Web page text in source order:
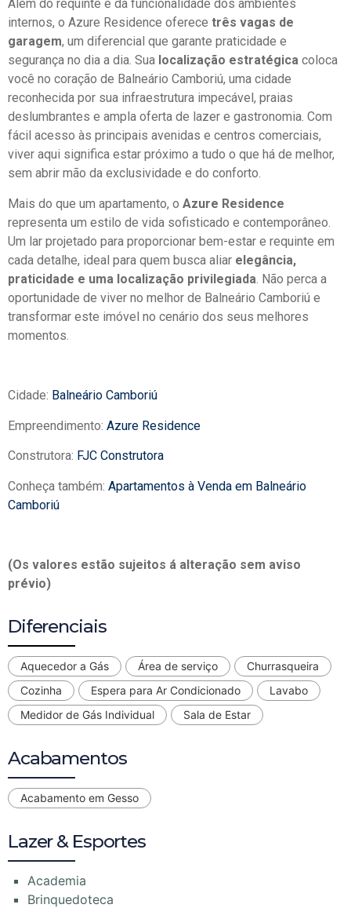
Além do requinte e da funcionalidade dos ambientes
internos, o Azure Residence oferece três vagas de
garagem, um diferencial que garante praticidade e
segurança no dia a dia. Sua localização estratégica coloca
você no coração de Balneário Camboriú, uma cidade
reconhecida por sua infraestrutura impecável, praias
deslumbrantes e ampla oferta de lazer e gastronomia. Com
fácil acesso às principais avenidas e centros comerciais,
viver aqui significa estar próximo a tudo o que há de melhor,
sem abrir mão da exclusividade e do conforto.
Mais do que um apartamento, o Azure Residence
representa um estilo de vida sofisticado e contemporâneo.
Um lar projetado para proporcionar bem-estar e requinte em
cada detalhe, ideal para quem busca aliar elegância,
praticidade e uma localização privilegiada . Não perca a
oportunidade de viver no melhor de Balneário Camboriú e
transformar este imóvel no cenário dos seus melhores
momentos.
Cidade: Balneário Camboriú
Empreendimento: Azure Residence
Construtora: FJC Construtora
Conheça também: Apartamentos à Venda em Balneário
Camboriú
(Os valores estão sujeitos á alteração sem aviso
prévio)
Diferenciais
Aquecedor a Gás Área de serviço
Churrasqueira
Cozinha
Espera para Ar Condicionado
Lavabo
Medidor de Gás Individual
Sala de Estar
Acabamentos
Acabamento em Gesso
Lazer & Esportes
Academia
Brinquedoteca